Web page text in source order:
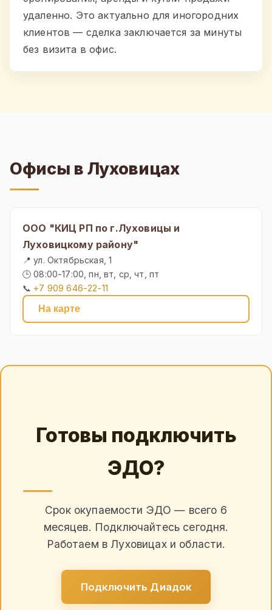
удаленно. Это актуально для иногородних
клиентов — сделка заключается за минуты
без визита в офис.
Офисы в Луховицах
ООО "КИЦ РП по г.Луховицы и
Луховицкому району"
📍 ул. Октябрьская, 1
🕒 08:00-17:00, пн, вт, ср, чт, пт
📞 +7 909 646-22-11
На карте
Готовы подключить
ЭДО?
Срок окупаемости ЭДО — всего 6
месяцев. Подключайтесь сегодня.
Работаем в Луховицах и области.
Подключить Диадок